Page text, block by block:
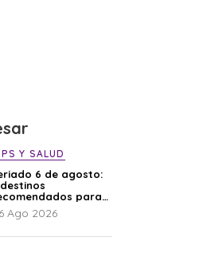
Y SALUD
6 de agosto:
para
el descanso
Ago 2026